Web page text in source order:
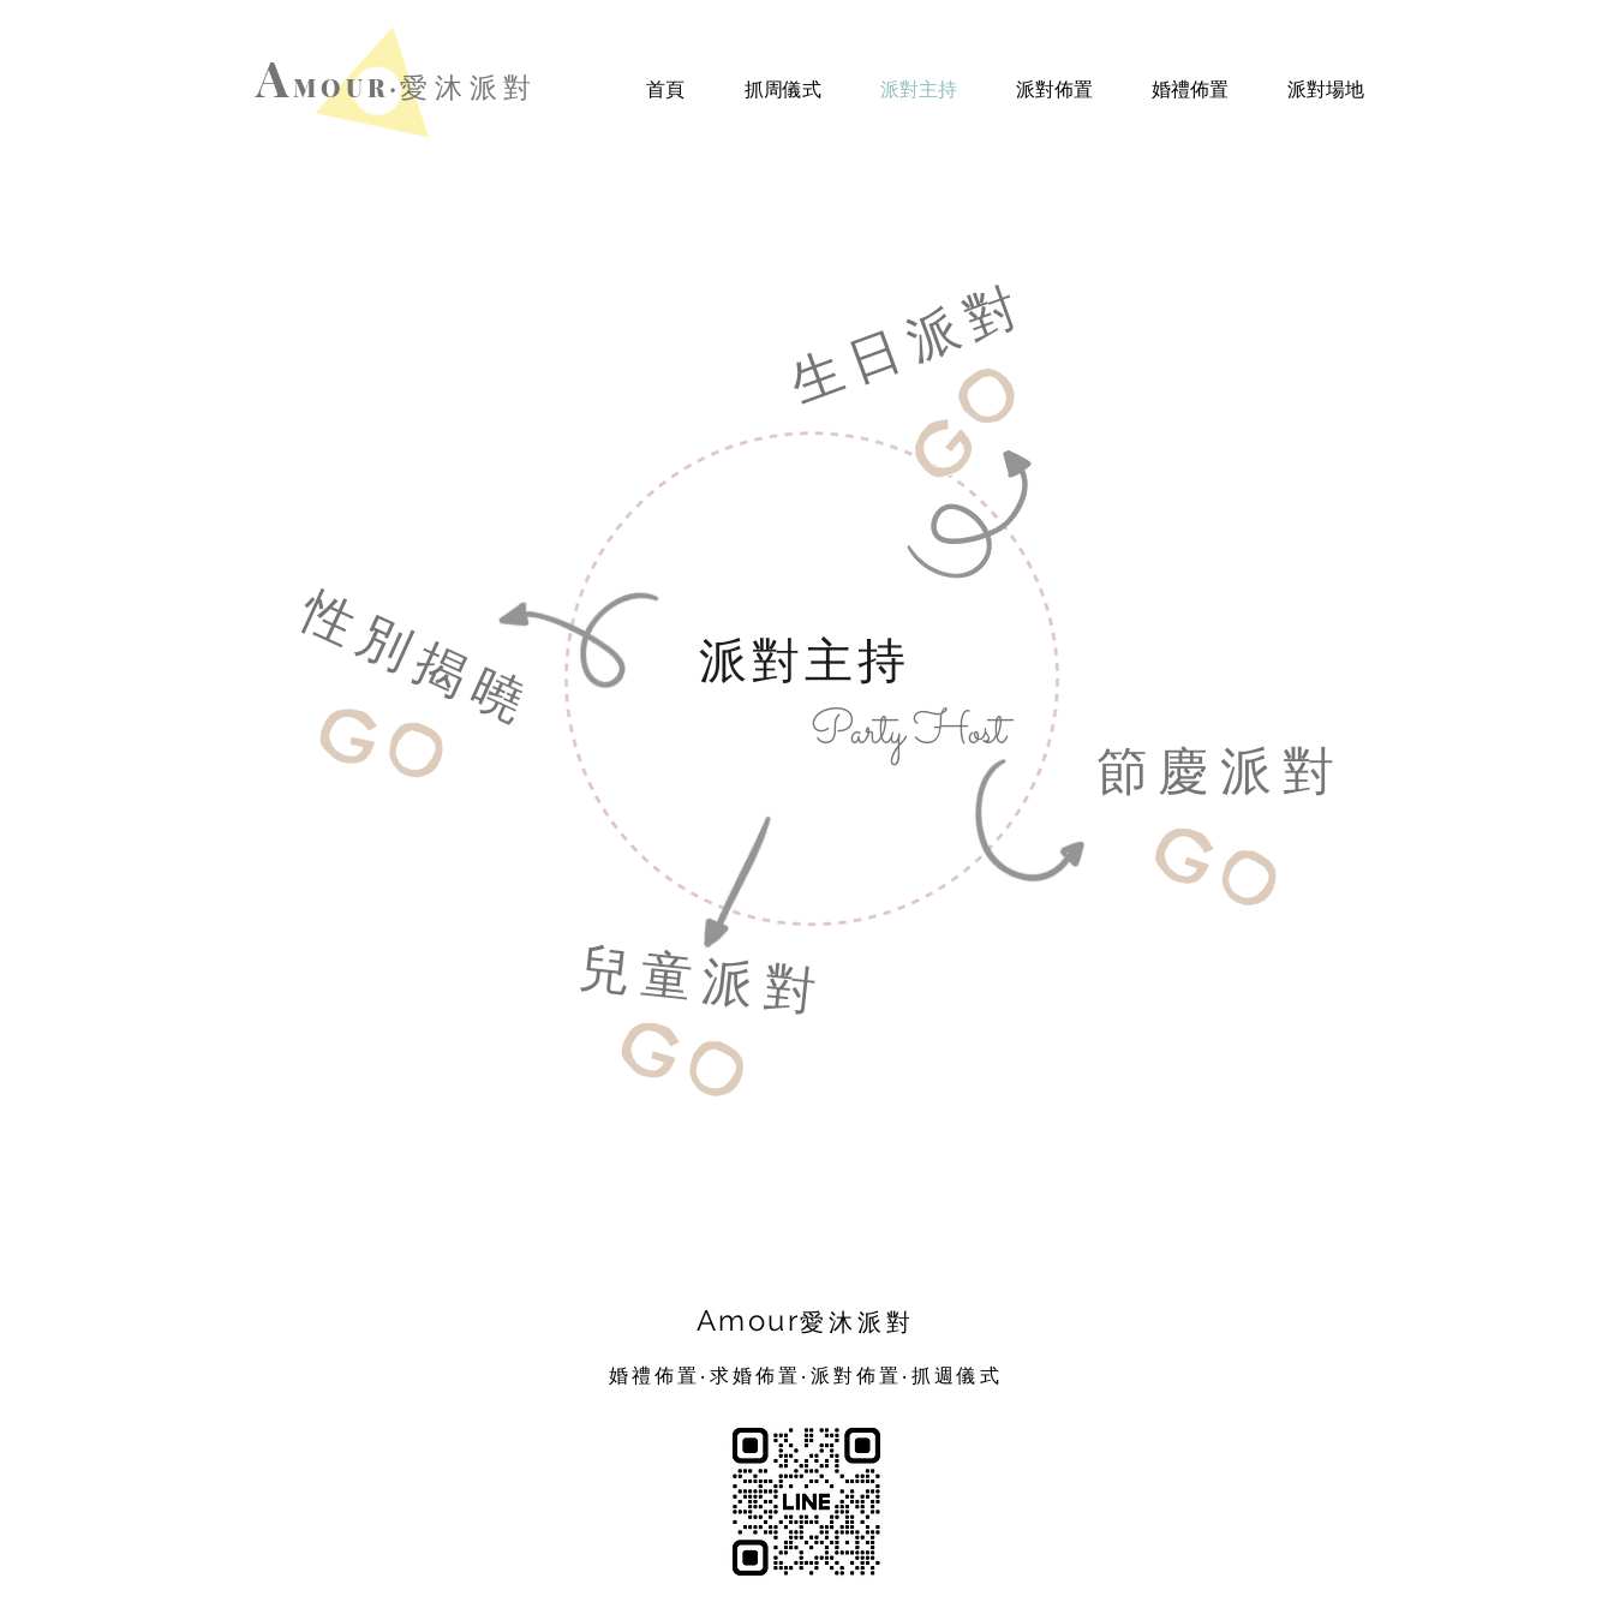
AMOUR‧愛沐派對 首頁 抓周儀式 派對主持 派對佈置 婚禮佈置 派對場地
派對主持
Party Host
生日派對
​性別揭曉
GO
GO
兒童派對
GO
節慶派對
GO
Amour愛沐派對
婚禮佈置‧求婚佈置‧派對佈置‧抓週儀式